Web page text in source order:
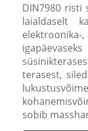
DIN7980 risti
laialdaselt
terasest,
sobib